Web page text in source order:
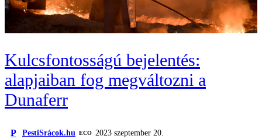
Kulcsfontosságú bejelentés:
alapjaiban fog megváltozni a
Dunaferr
P PestiSrácok.hu ECO 2023 szeptember 20.